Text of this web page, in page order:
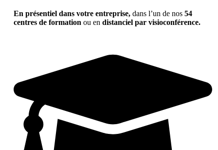
En présentiel dans votre entreprise, dans l’un de nos 54
centres de formation ou en distanciel par visioconférence.